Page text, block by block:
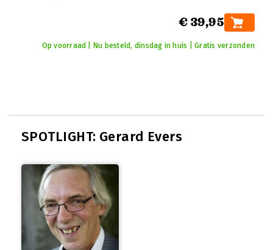
€ 39,95
Op voorraad | Nu besteld, dinsdag in huis | Gratis verzonden
SPOTLIGHT: Gerard Evers